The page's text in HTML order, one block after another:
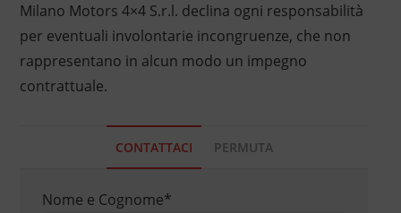
Milano Motors 4×4 S.r.l. declina ogni responsabilità
per eventuali involontarie incongruenze, che non
rappresentano in alcun modo un impegno
contrattuale.
CONTATTACI PERMUTA
Nome e Cognome*